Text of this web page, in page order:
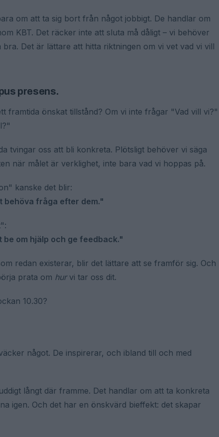
om att ta sig bort från något jobbigt. De handlar om
KBT. Det räcker inte att sluta må dåligt – vi behöver
Det är lättare att hitta riktningen om vi vet vad vi vill
presens.
framtida önskat tillstånd? Om vi inte frågar "Vad vill vi?"
tvingar oss att bli konkreta. Plötsligt behöver vi säga
när målet är verklighet, inte bara vad vi hoppas på.
kanske det blir:
behöva fråga efter dem."
om hjälp och ge feedback."
redan existerar, blir det lättare att se framför sig. Och
prata om hurvi tar oss dit.
10.30?
något. De inspirerar, och ibland till och med
långt där framme. Det handlar om att ta konkreta
igen. Och det har en önskvärd bieffekt: det skapar